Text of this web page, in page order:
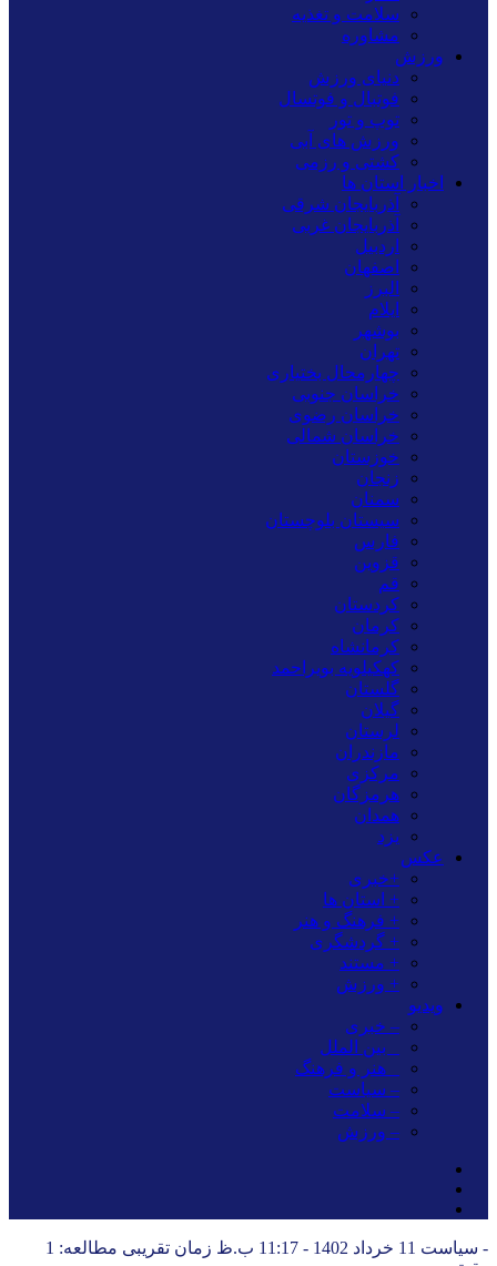
سلامت و تغذیه
مشاوره
ورزش
دنیای ورزش
فوتبال و فوتسال
توپ و تور
ورزش های آبی
کشتی و رزمی
اخبار استان ها
آذربایجان شرقی
آذربایجان غربی
اردبیل
اصفهان
البرز
ایلام
بوشهر
تهران
چهارمحال بختیاری
خراسان جنوبی
خراسان رضوی
خراسان شمالی
خوزستان
زنجان
سمنان
سیستان بلوچستان
فارس
قزوین
قم
کردستان
کرمان
کرمانشاه
کهکیلویه بویراحمد
گلستان
گیلان
لرستان
مازندران
مرکزی
هرمزگان
همدان
یزد
عکس
+خبری
+ استان ها
+ فرهنگ و هنر
+ گردشگری
+ مستند
+ ورزش
ویدیو
– خبری
_ بین الملل
_ هنر و فرهنگ
– سیاست
– سلامت
– ورزش
- سیاست 11 خرداد 1402 - 11:17 ب.ظ
زمان تقریبی مطالعه: 1